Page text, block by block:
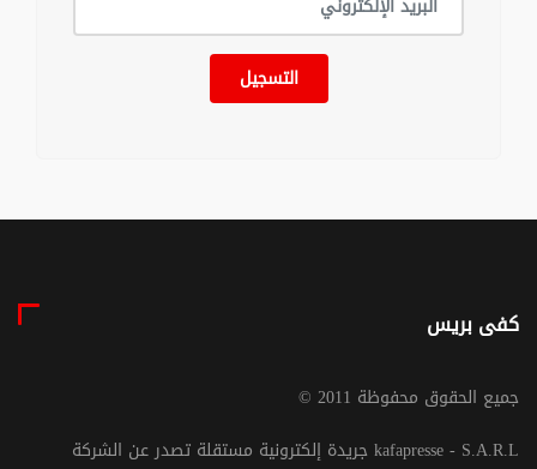
التسجيل
كفى بريس
© جميع الحقوق محفوظة 2011
جريدة إلكترونية مستقلة تصدر عن الشركة kafapresse - S.A.R.L